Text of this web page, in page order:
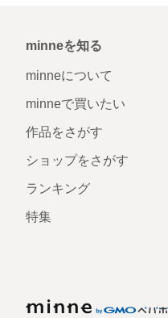
minneを知る
minneについて
minneで買いたい
作品をさがす
ショップをさがす
ランキング
特集